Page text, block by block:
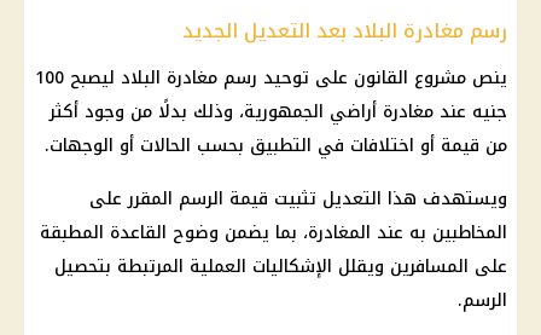
رسم مغادرة البلاد بعد التعديل الجديد
ينص مشروع القانون على توحيد رسم مغادرة البلاد ليصبح 100
جنيه عند مغادرة أراضي الجمهورية، وذلك بدلًا من وجود أكثر
من قيمة أو اختلافات في التطبيق بحسب الحالات أو الوجهات.
ويستهدف هذا التعديل تثبيت قيمة الرسم المقرر على
المخاطبين به عند المغادرة، بما يضمن وضوح القاعدة المطبقة
على المسافرين ويقلل الإشكاليات العملية المرتبطة بتحصيل
الرسم.